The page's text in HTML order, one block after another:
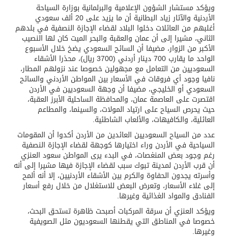
ويؤكد مستشار الشؤون الإعلامية والبرلمانية بوزارة السياحة
الأردنية والآثار زياد البطانية أن ما يزيد على 20 ألف سعودي
أغلبهم من العائلات دخلوا البلاد لقضاء الإجازة النصفية في بلدهم
الثاني، مشيرا إلى أن عمان والعقبة والبحر الميت كان لها النصيب
الأكبر من الزوار، مضيفا أن السائح السعودي يضخ خلال الأسبوع
الواحد ما يقارب 700 دينار أردني (3700 ريال)، محذرا الأشقاء
السعوديين من التعامل مع مجهولين خصوصا عند نزولهم المطار،
نافيا وجود أي فروقات في الأسعار بين المواطن الأردني والسائح
السعودي أو الخليجي، مضيفا أن وجهة السعوديين في الأردن
اقتصرت على العاصمة عمان، والمحافظة الساحلية الأبرز العقبة،
حيث يحرص السياح على ارتياد المولات، والسينما، والمطاعم
العائلية، والكافيهات، والألعاب الشاطئية.
عدد من السياح السعوديين العائدين من الأردن أكدوا أن المقومات
السياحية في الأردن وراء اختيارها كوجهة لقضاء الإجازة النصفية
رغم وجود بعض المنغصات، في البدء يرى المواطن سعود العنزي
أن قرب الأردن لمدينة تبوك سبب لقضاء الإجازة فيها مشيرا إلى أنه
وأسرته يجدون الحفاوة والكرم بين الأشقاء الأردنيين، إلا أنه ألمح
إلى غلاء الأسعار، وتعرض البعض للاستغلال من خلال رفع أسعار
الفنادق والمواد الغذائية وغيرها.
ويؤكد العنزي أن سرقة المركبات أصبحت ظاهرة تستحق البحث،
خصوصا في المناطق التي يقطنها السعوديون مثل الصويفية
وغيرها.